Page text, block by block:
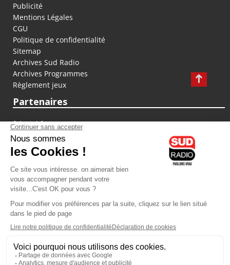
Publicité
Mentions Légales
CGU
Politique de confidentialité
Sitemap
Archives Sud Radio
Archives Programmes
Règlement jeux
Partenaires
fiducial.fr
lyoncapitale.fr
olympique-et-lyonnais.com
L'application Iphone / Android
Téléchargez l'application
Les cookies
Gestion des cookies